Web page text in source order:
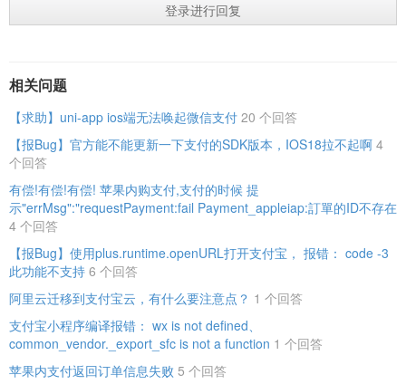
登录进行回复
相关问题
【求助】uni-app ios端无法唤起微信支付 20 个回答
【报Bug】官方能不能更新一下支付的SDK版本，IOS18拉不起啊 4
个回答
有偿!有偿!有偿! 苹果内购支付,支付的时候 提
示"errMsg":"requestPayment:fail Payment_appleiap:訂單的ID不存在
4 个回答
【报Bug】使用plus.runtime.openURL打开支付宝， 报错： code -3
此功能不支持 6 个回答
阿里云迁移到支付宝云，有什么要注意点？ 1 个回答
支付宝小程序编译报错： wx is not defined、
common_vendor._export_sfc is not a function 1 个回答
苹果内支付返回订单信息失败 5 个回答